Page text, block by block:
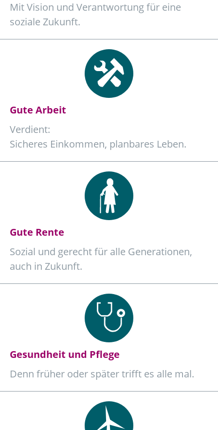
Facebook
Mit Vision und Verantwortung für eine
soziale Zukunft.
Gute Arbeit
Verdient:
Sicheres Einkommen, planbares Leben.
Gute Rente
Sozial und gerecht für alle Generationen,
auch in Zukunft.
Gesundheit und Pflege
Denn früher oder später trifft es alle mal.